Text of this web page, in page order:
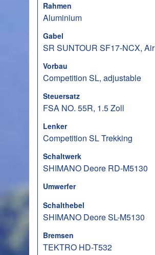
Rahmen
Aluminium
Gabel
SR SUNTOUR SF17-NCX, Air
Vorbau
Competition SL, adjustable
Steuersatz
FSA NO. 55R, 1.5 Zoll
Lenker
Competition SL Trekking
Schaltwerk
SHIMANO Deore RD-M5130
Umwerfer
Schalthebel
SHIMANO Deore SL-M5130
Bremsen
TEKTRO HD-T532